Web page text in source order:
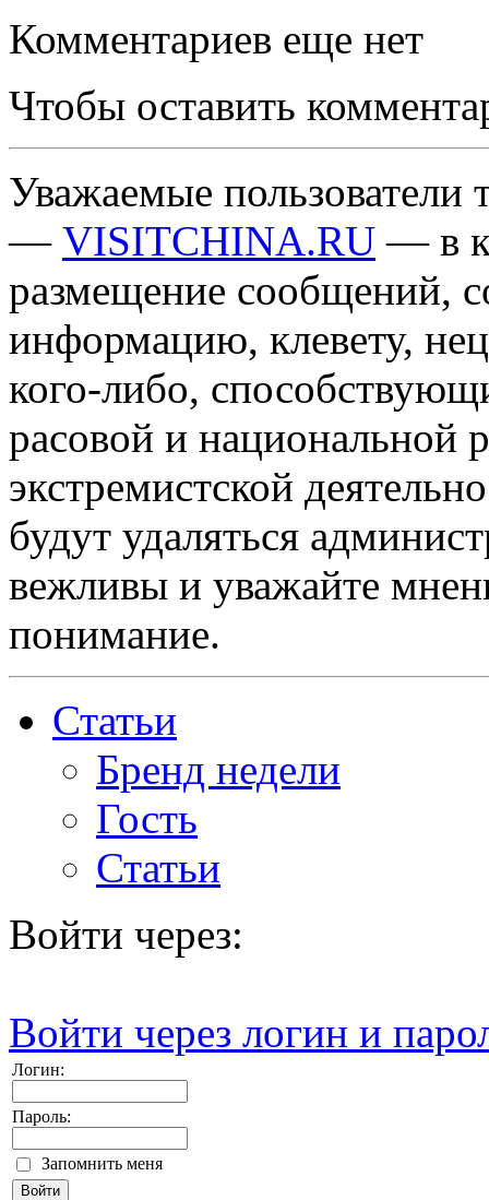
Комментариев еще нет
Чтобы оставить
Уважаемые пользователи
— VISITCHINA.RU — в
размещение сообщений,
информацию, клевету,
кого-либо,
расовой и национальной
экстремистской
будут удаляться
вежливы и уважайте
понимание.
Статьи
Бренд недели
Гость
Статьи
Войти через:
Войти через логин и
Логин:
Пароль:
Запомнить меня